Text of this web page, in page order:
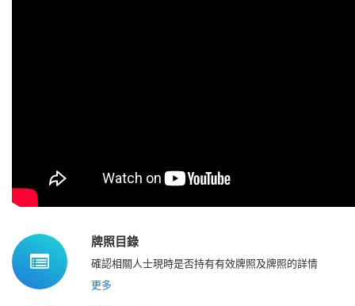
牌照目錄
確認相關人士現時是否持有有效牌照及牌照的詳情
更多